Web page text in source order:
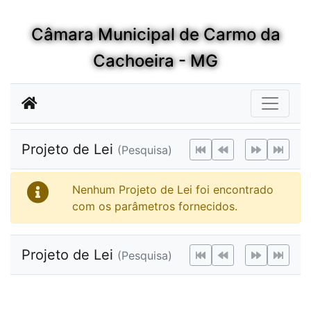
Câmara Municipal de Carmo da
Cachoeira - MG
Projeto de Lei (Pesquisa)
Nenhum Projeto de Lei foi encontrado
com os parâmetros fornecidos.
Projeto de Lei (Pesquisa)